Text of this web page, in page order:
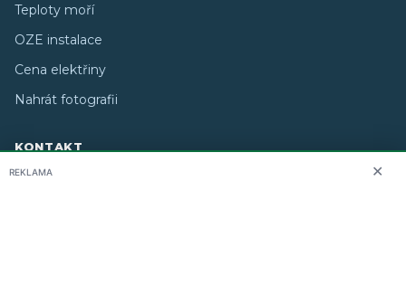
Teploty moří
OZE instalace
Cena elektřiny
Nahrát fotografii
KONTAKT
O nás
REKLAMA ✕